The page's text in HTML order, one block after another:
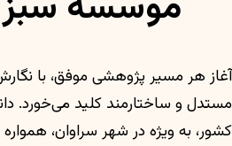
آغاز هر مسیر پژوهشی موفق، با
مستدل و ساختارمند کلید می‌خورد.
کشور، به ویژه در شهر سراوان،